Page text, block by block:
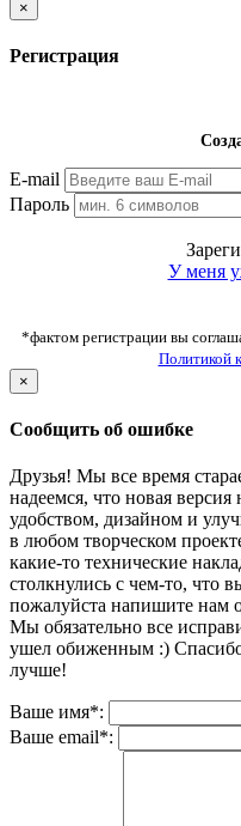
×
Регистрация
E-mail
Пароль
У меня
*фактом регистрации вы
Политикой
×
Сообщить об ошибке
Друзья! Мы все время
надеемся, что новая версия
удобством, дизайном и
в любом творческом
какие-то технические
столкнулись с чем-то, что
пожалуйста напишите нам
Мы обязательно все
ушел обиженным :)
лучше!
Ваше имя*:
Ваше email*: